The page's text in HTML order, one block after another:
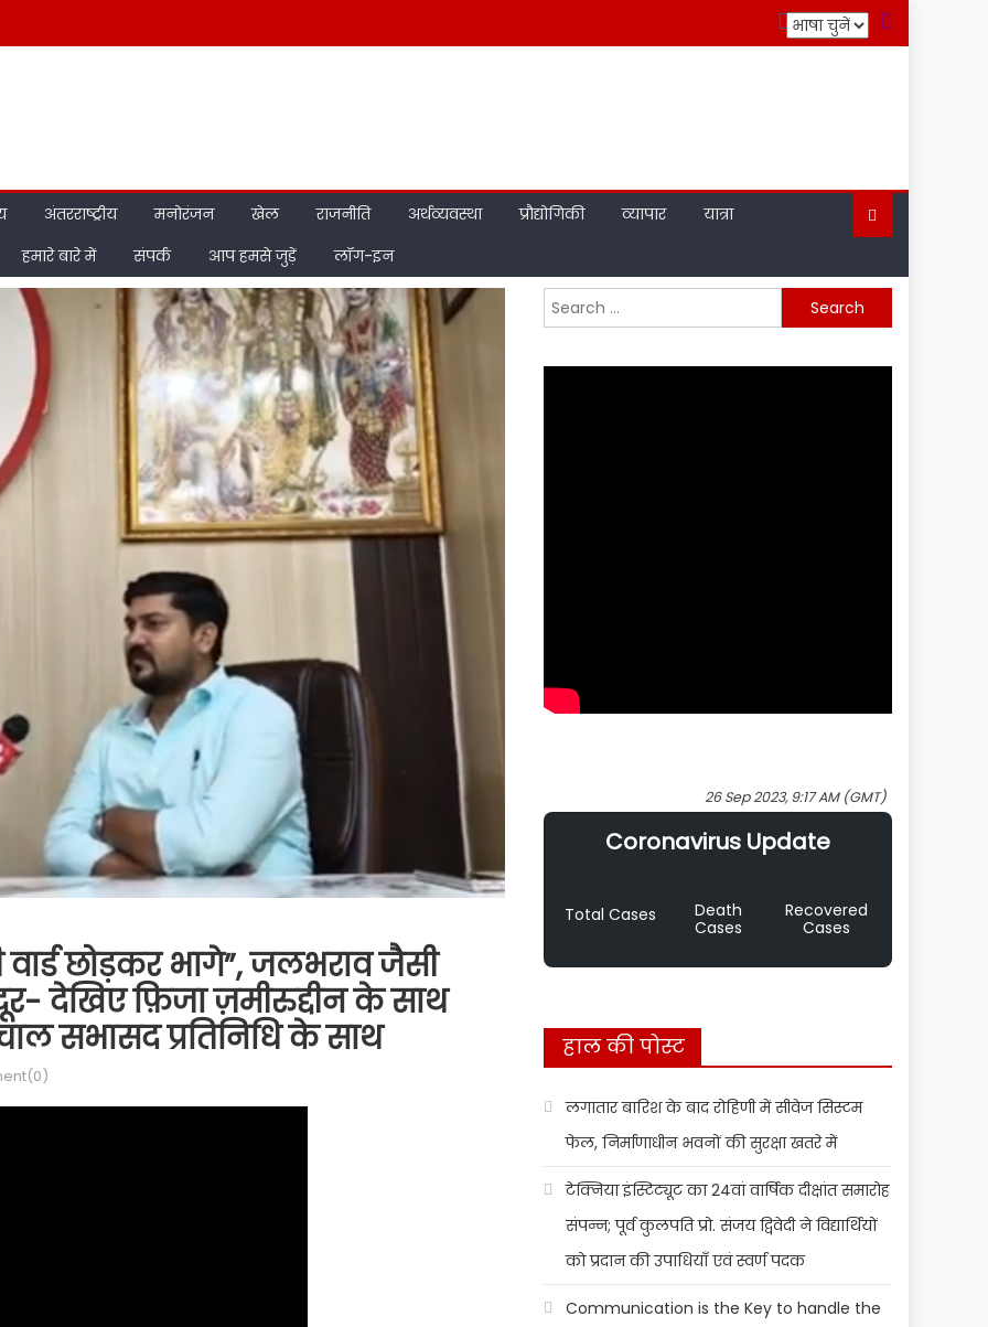
अंतरराष्ट्रीय मनोरंजन खेल राजनीति अर्थव्यवस्था प्रौद्योगिकी व्यापार
यात्रा
हमारे बारे में संपर्क आप हमसे जुड़ें लॉग-इन
वार्ड छोड़कर भागे”, जलभराव जैसी
देखिए फ़िजा ज़मीरुद्दीन के साथ
सभासद प्रतिनिधि के साथ
Search
for:
26 Sep 2023, 9:17 AM (GMT)
Coronavirus Update
Total Cases
Death
Cases
Recovered
Cases
हाल की पोस्ट
लगातार बारिश के बाद रोहिणी में सीवेज सिस्टम
फेल, निर्माणाधीन भवनों की सुरक्षा खतरे में
टेक्निया इंस्टिट्यूट का 24वां वार्षिक दीक्षांत समारोह
संपन्न; पूर्व कुलपति प्रो. संजय द्विवेदी ने विद्यार्थियों
को प्रदान की उपाधियाँ एवं स्वर्ण पदक
Communication is the Key to handle the